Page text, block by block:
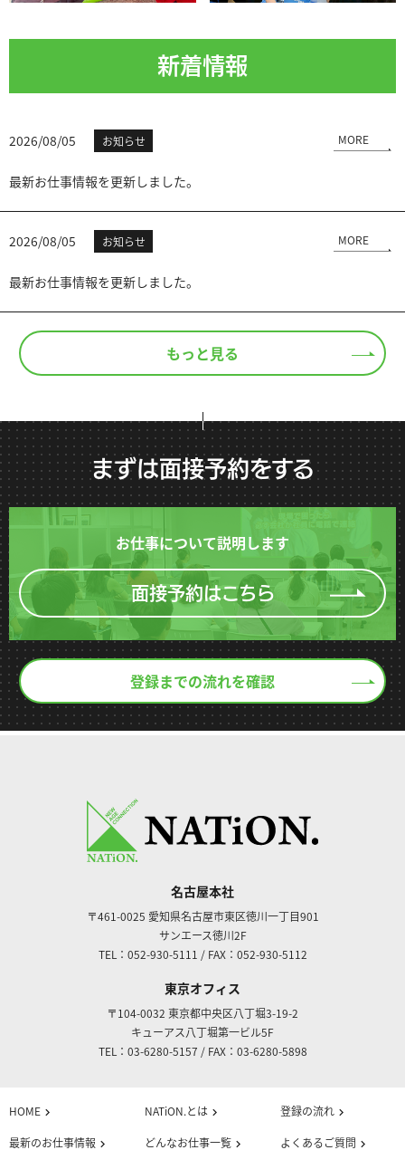
新着情報
2026/08/05 お知らせ
最新お仕事情報を更新しました。
MORE
2026/08/05 お知らせ
最新お仕事情報を更新しました。
MORE
もっと見る
まずは面接予約をする
お仕事について説明します
面接予約はこちら
登録までの流れを確認
名古屋本社
〒461-0025 愛知県名古屋市東区徳川一丁目901
サンエース徳川2F
TEL：052-930-5111 / FAX：052-930-5112
東京オフィス
〒104-0032 東京都中央区八丁堀3-19-2
キューアス八丁堀第一ビル5F
TEL：03-6280-5157 / FAX：03-6280-5898
HOME chevron_right NATiON.とはchevron_right 登録の流れchevron_right
最新のお仕事情報 chevron_right どんなお仕事一覧chevron_right よくあるご質問 chevron_right